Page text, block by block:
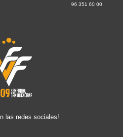
96 351 60 00
las redes sociales!